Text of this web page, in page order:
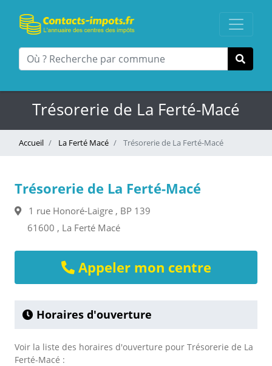
Trésorerie de La Ferté-Macé
Accueil La Ferté Macé Trésorerie de La Ferté-Macé
Trésorerie de La Ferté-Macé
1 rue Honoré-Laigre , BP 139
61600 , La Ferté Macé
Appeler mon centre
Horaires d'ouverture
Voir la liste des horaires d'ouverture pour Trésorerie de La
Ferté-Macé :